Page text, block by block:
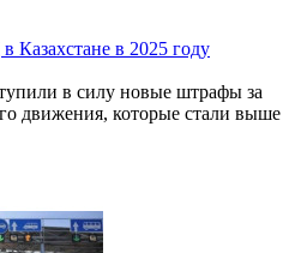
в 2025 году
в силу новые штрафы за
движения, которые стали выше